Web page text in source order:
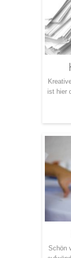
ist hier
Schön